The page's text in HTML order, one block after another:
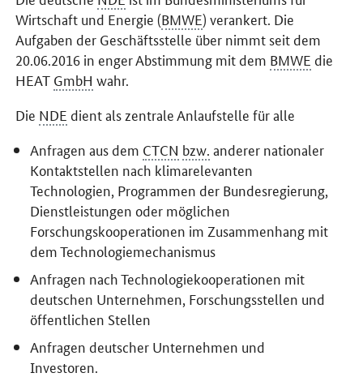
Wirtschaft und Energie (BMWE) verankert. Die
Aufgaben der Geschäftsstelle über nimmt seit dem
20.06.2016 in enger Abstimmung mit dem BMWE die
HEAT GmbH wahr.
Die NDE dient als zentrale Anlaufstelle für alle
Anfragen aus dem CTCN bzw. anderer nationaler
Kontaktstellen nach klimarelevanten
Technologien, Programmen der Bundesregierung,
Dienstleistungen oder möglichen
Forschungskooperationen im Zusammenhang mit
dem Technologiemechanismus
Anfragen nach Technologiekooperationen mit
deutschen Unternehmen, Forschungsstellen und
öffentlichen Stellen
Anfragen deutscher Unternehmen und
Investoren.